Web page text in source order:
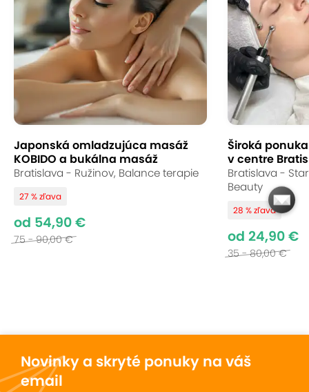
Japonská omladzujúca masáž
KOBIDO a bukálna masáž
Bratislava - Ružinov, Balance terapie
27 % zľava
od 54,90 €
75 - 90,00 €
Široká
v centre
Bratislava -
Beauty
28 % zľava
od 24,90 €
35 - 80,00 €
Novinky a skryté ponuky na váš
email